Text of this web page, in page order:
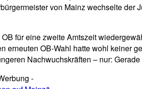
von Mainz wechselte der
für eine zweite Amtszeit
OB-Wahl hatte wohl keiner
Nachwuchskräften – nur:
-